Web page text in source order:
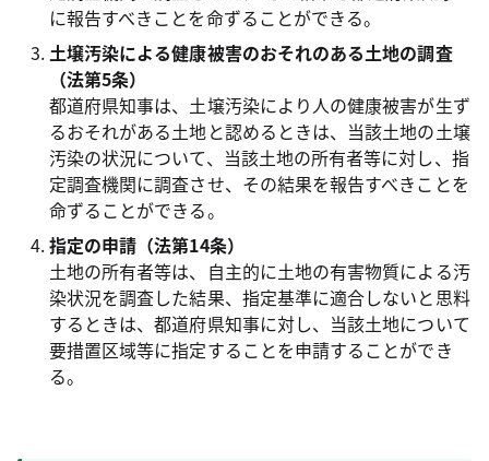
に報告すべきことを命ずることができる。
土壌汚染による健康被害のおそれのある土地の調査
（法第5条）
都道府県知事は、土壌汚染により人の健康被害が生ず
るおそれがある土地と認めるときは、当該土地の土壌
汚染の状況について、当該土地の所有者等に対し、指
定調査機関に調査させ、その結果を報告すべきことを
命ずることができる。
指定の申請（法第14条）
土地の所有者等は、自主的に土地の有害物質による汚
染状況を調査した結果、指定基準に適合しないと思料
するときは、都道府県知事に対し、当該土地について
要措置区域等に指定することを申請することができ
る。